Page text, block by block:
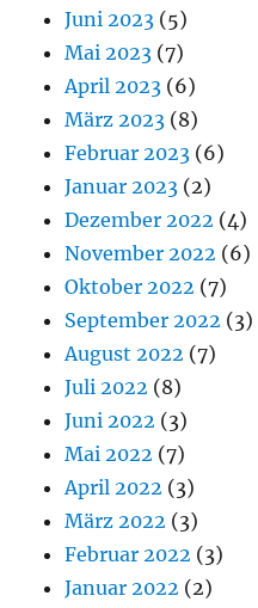
Juni 2023 (5)
Mai 2023 (7)
April 2023 (6)
März 2023 (8)
Februar 2023 (6)
Januar 2023 (2)
Dezember 2022 (4)
November 2022 (6)
Oktober 2022 (7)
September 2022 (3)
August 2022 (7)
Juli 2022 (8)
Juni 2022 (3)
Mai 2022 (7)
April 2022 (3)
März 2022 (3)
Februar 2022 (3)
Januar 2022 (2)